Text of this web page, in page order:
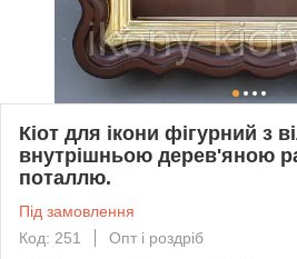
Кіот для ікони фігурний з
внутрішньою дерев'яною
поталлю.
Під замовлення
Код: 251
Опт і роздріб